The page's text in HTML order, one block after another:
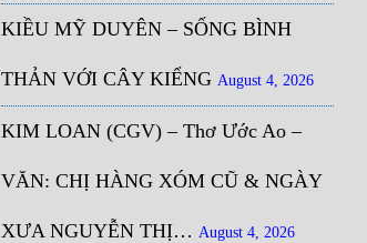
KIỀU MỸ DUYÊN – SỐNG BÌNH
THẢN VỚI CÂY KIỂNG August 4, 2026
KIM LOAN (CGV) – Thơ Ước Ao –
VĂN: CHỊ HÀNG XÓM CŨ & NGÀY
XƯA NGUYỄN THỊ… August 4, 2026